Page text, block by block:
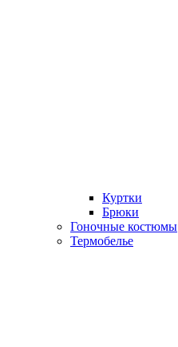
Куртки
Брюки
Гоночные костюмы
Термобелье